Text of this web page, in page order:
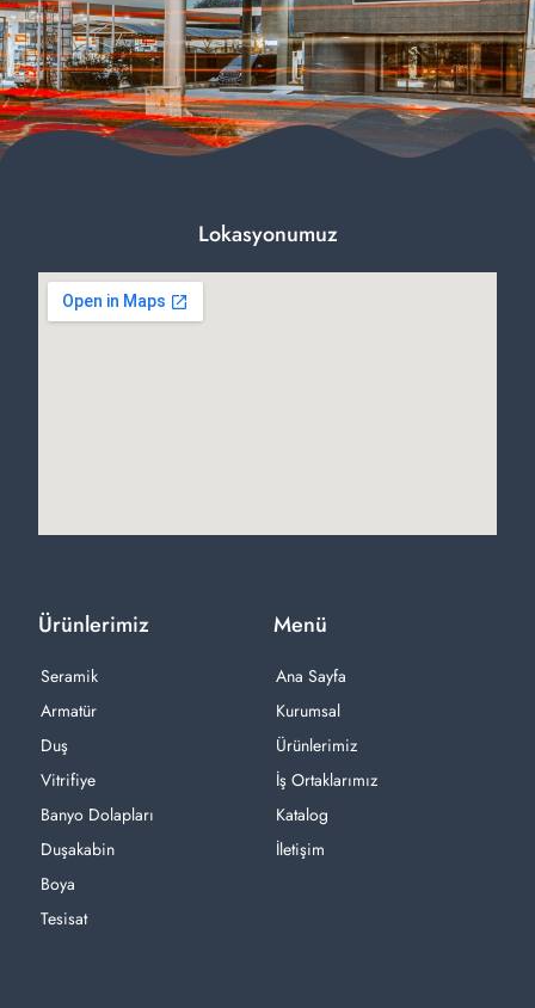
Menü
Ana Sayfa
Kurumsal
Ürünlerimiz
İş Ortaklarımız
Katalog
İletişim
Ürünlerimiz
Seramik
Armatür
Duş
Vitrifiye
Banyo Dolapları
Duşakabin
Boya
Tesisat
Lokasyonumuz